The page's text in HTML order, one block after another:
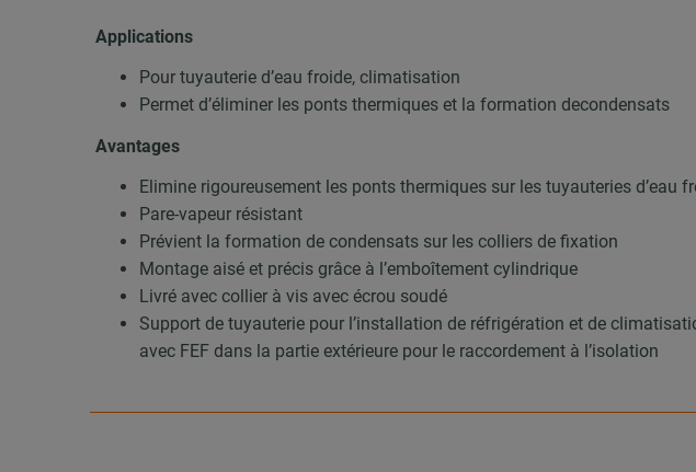
Applications
Pour tuyauterie d’eau froide, climatisation
Permet d’éliminer les ponts thermiques et la formation decondensats
Avantages
Elimine rigoureusement les ponts thermiques sur les tuyauteries d’eau
Pare-vapeur résistant
Prévient la formation de condensats sur les colliers de fixation
Montage aisé et précis grâce à l’emboîtement cylindrique
Livré avec collier à vis avec écrou soudé
Support de tuyauterie pour l’installation de réfrigération et de
avec FEF dans la partie extérieure pour le raccordement à l’isolation